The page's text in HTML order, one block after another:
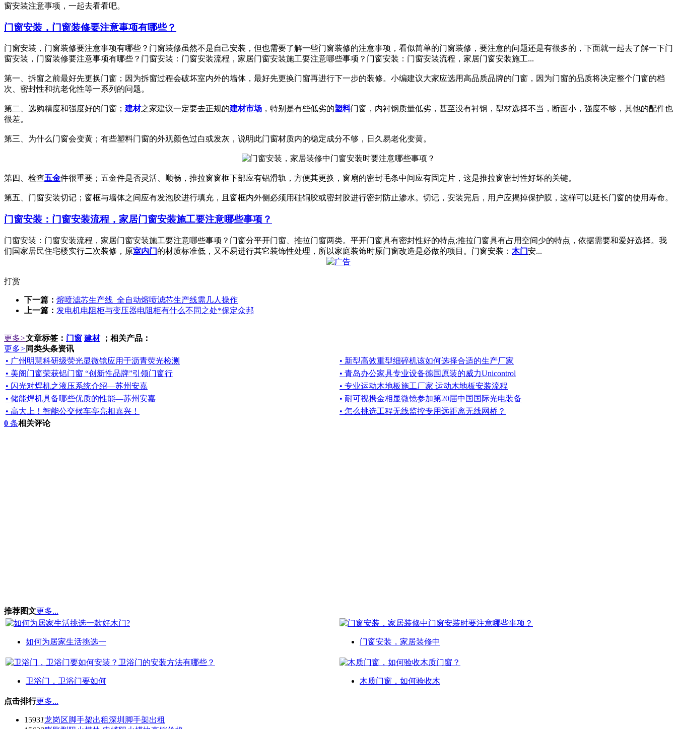
窗安装注意事项，一起去看看吧。
门窗安装，门窗装修要注意事项有哪些？
门窗安装，门窗装修要注意事项有哪些？门窗装修虽然不是自己安装，但也需要了解一些门窗装修的注意事项，看似简单的门窗装修，要注意的问题还是有很多的，下面就一起去了解一下门
窗安装，门窗装修要注意事项有哪些？门窗安装：门窗安装流程，家居门窗安装施工要注意哪些事项？门窗安装：门窗安装流程，家居门窗安装施工...
第一、拆窗之前最好先更换门窗；因为拆窗过程会破坏室内外的墙体，最好先更换门窗再进行下一步的装修。小编建议大家应选用高品质品牌的门窗，因为门窗的品质将决定整个门窗的档
次、密封性和抗老化性等一系列的问题。
第二、选购精度和强度好的门窗； 建材之家建议一定要去正规的建材市场 ，特别是有些低劣的塑料门窗，内衬钢质量低劣，甚至没有衬钢，型材选择不当，断面小，强度不够，其他的配件也
很差。
第三、为什么门窗会变黄；有些塑料门窗的外观颜色过白或发灰，说明此门窗材质内的稳定成分不够，日久易老化变黄。
第四、检查五金件很重要；五金件是否灵活、顺畅，推拉窗窗框下部应有铝滑轨，方便其更换，窗扇的密封毛条中间应有固定片，这是推拉窗密封性好坏的关键。
第五、门窗安装切记；窗框与墙体之间应有发泡胶进行填充，且窗框内外侧必须用硅铜胶或密封胶进行密封防止渗水。切记，安装完后，用户应揭掉保护膜，这样可以延长门窗的使用寿命。
门窗安装：门窗安装流程，家居门窗安装施工要注意哪些事项？
门窗安装：门窗安装流程，家居门窗安装施工要注意哪些事项？门窗分平开门窗、推拉门窗两类。平开门窗具有密封性好的特点;推拉门窗具有占用空间少的特点，依据需要和爱好选择。我
们国家居民住宅楼实行二次装修，原室内门 的材质标准低，又不易进行其它装饰性处理，所以家庭装饰时原门窗改造是必做的项目。门窗安装： 木门安...
打赏
下一篇： 熔喷滤芯生产线_全自动熔喷滤芯生产线需几人操作
上一篇： 发电机电阻柜与变压器电阻柜有什么不同之处*保定众邦
更多>文章标签： 门窗 建材；相关产品：
更多> 同类头条资讯
• 广州明慧科研级荧光显微镜应用于沥青荧光检测
• 新型高效重型细碎机该如何选择合适的生产厂家
• 美阁门窗荣获铝门窗 “创新性品牌”引领门窗行
• 青岛办公家具专业设备德国原装的威力Unicontrol
• 闪光对焊机之液压系统介绍—苏州安嘉
• 专业运动木地板施工厂家 运动木地板安装流程
• 储能焊机具备哪些优质的性能—苏州安嘉
• 耐可视携金相显微镜参加第20届中国国际光电装备
• 高大上！智能公交候车亭亮相嘉兴！
• 怎么挑选工程无线监控专用远距离无线网桥？
0 条相关评论
推荐图文更多...
如何为居家生活挑选一 门窗安装，家居装修中
卫浴门，卫浴门要如何 木质门窗，如何验收木
点击排行更多...
15931龙岗区脚手架出租深圳脚手架出租